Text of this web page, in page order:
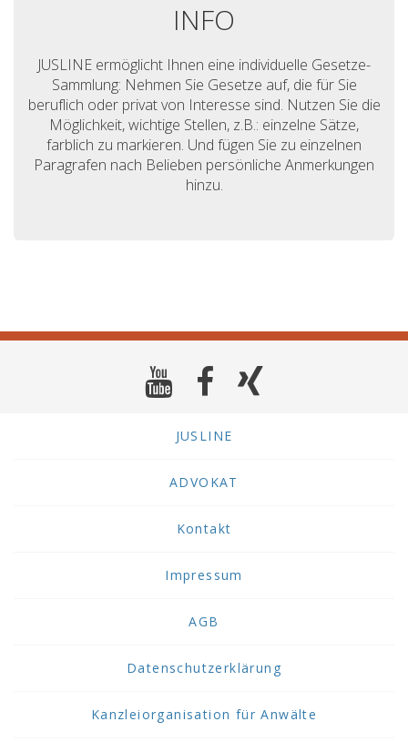
INFO
JUSLINE ermöglicht Ihnen eine individuelle Gesetze-
Sammlung: Nehmen Sie Gesetze auf, die für Sie
beruflich oder privat von Interesse sind. Nutzen Sie die
Möglichkeit, wichtige Stellen, z.B.: einzelne Sätze,
farblich zu markieren. Und fügen Sie zu einzelnen
Paragrafen nach Belieben persönliche Anmerkungen
hinzu.
JUSLINE
ADVOKAT
Kontakt
Impressum
AGB
Datenschutzerklärung
Kanzleiorganisation für Anwälte